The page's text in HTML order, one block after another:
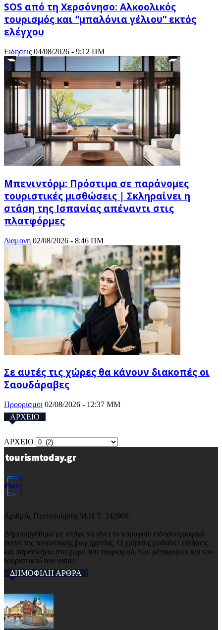
SOS από τη Χερσόνησο: Αλκοολικός
τουρισμός και “μπαλόνια γέλιου” εκτός
ελέγχου
Ειδησεις 04/08/2026 - 9:12 ΠΜ
Μπενιντόρμ: Πρόστιμα σε παράνομες
τουριστικές μισθώσεις | Σκληραίνει η
στάση της Ισπανίας απέναντι στις
πλατφόρμες
Διαμονη 02/08/2026 - 8:46 ΠΜ
Σε αυτές τις χώρες θα κάνουν διακοπές οι
Σαουδάραβες
Προορισμοι 02/08/2026 - 12:37 ΜΜ
ΑΡΧΕΙΟ
ΑΡΧΕΙΟ
Αριθμός Πιστοποίησης Μ.Η.Τ. 242908
Δημιουργήθηκε με στόχο να γίνει το κορυφαίο ειδησεογραφικό
portal της τουριστικής βιομηχανίας. Ο χρήστης μαθαίνει ειδήσεις
και παρασκήνια στο χώρο του τουρισμού, των μεταφορών και του
τουριστικού real estate.
ΔΗΜΟΦΙΛΗ ΑΡΘΡΑ